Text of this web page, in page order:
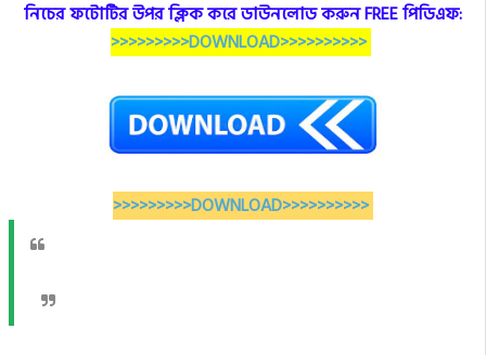
নিচের ফটোটির উপর ক্লিক করে ডাউনলোড করুন FREE পিডিএফ:
>>>>>>>>>DOWNLOAD>>>>>>>>>>
>>>>>>>>>DOWNLOAD>>>>>>>>>>